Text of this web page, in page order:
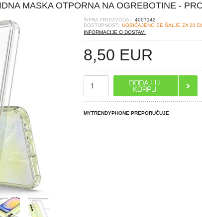
MASKA OTPORNA NA OGREBOTINE -
ŠIFRA PROIZVODA:: 4007142
DOSTUPNOST: UOBIČAJENO SE ŠALJE ZA 20
INFORMACIJE O DOSTAVI
8,50 EUR
MYTRENDYPHONE PREPORUČUJE